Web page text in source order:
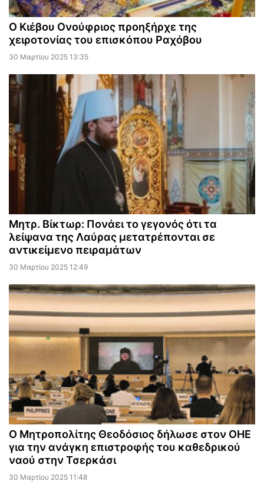
Ο Κιέβου Ονούφριος προηξήρχε της
χειροτονίας του επισκόπου Ραχόβου
30 Μαρτίου 2025 13:35
Μητρ. Βίκτωρ: Πονάει το γεγονός ότι τα
λείψανα της Λαύρας μετατρέπονται σε
αντικείμενο πειραμάτων
30 Μαρτίου 2025 12:49
Ο Μητροπολίτης Θεοδόσιος δήλωσε στον ΟΗΕ
για την ανάγκη επιστροφής του καθεδρικού
ναού στην Τσερκάσι
30 Μαρτίου 2025 11:48